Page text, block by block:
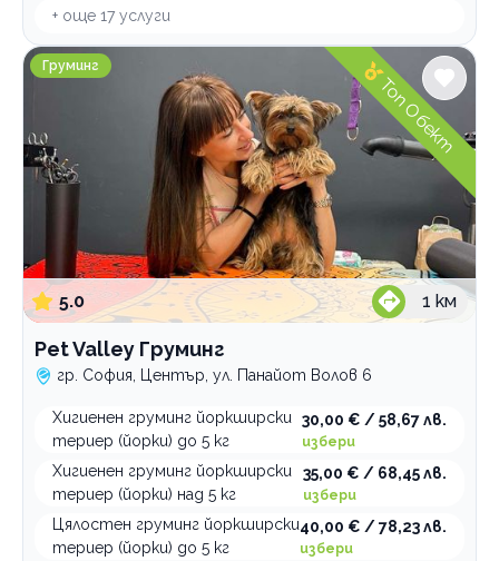
+ още 17 услуги
Pet Valley Груминг
Груминг
5.0 1 км
Pet Valley Груминг
гр. София, Център, ул. Панайот Волов 6
Хигиенен груминг йоркширски
териер (йорки) до 5 кг
30,00 € / 58,67 лв.
избери
Хигиенен груминг йоркширски
териер (йорки) над 5 кг
35,00 € / 68,45 лв.
избери
Цялостен груминг йоркширски
териер (йорки) до 5 кг
40,00 € / 78,23 лв.
избери
Топ Обект